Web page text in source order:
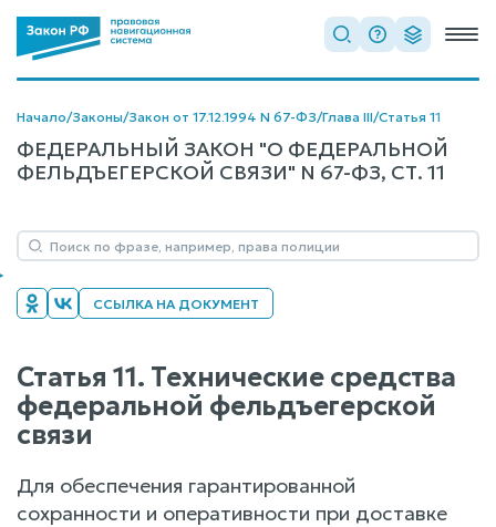
Начало/Законы/Закон от 17.12.1994 N 67-ФЗ/Глава III/Статья 11
ФЕДЕРАЛЬНЫЙ ЗАКОН "О ФЕДЕРАЛЬНОЙ
ФЕЛЬДЪЕГЕРСКОЙ СВЯЗИ" N 67-ФЗ, СТ. 11
ССЫЛКА НА ДОКУМЕНТ
Статья 11. Технические средства
федеральной фельдъегерской
связи
Для обеспечения гарантированной
сохранности и оперативности при доставке